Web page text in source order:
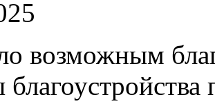
возможным